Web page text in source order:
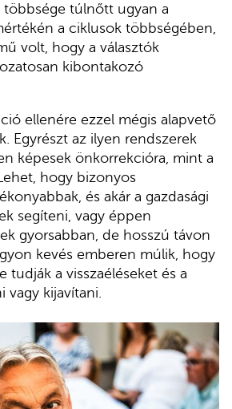
többsége túlnőtt ugyan a
a ciklusok többségében,
volt, hogy a választók
kibontakozó
ellenére ezzel mégis alapvető
Egyrészt az ilyen rendszerek
képesek önkorrekcióra, mint a
hogy bizonyos
és akár a gazdasági
segíteni, vagy éppen
gyorsabban, de hosszú távon
kevés emberen múlik, hogy
tudják a visszaéléseket és a
vagy kijavítani.